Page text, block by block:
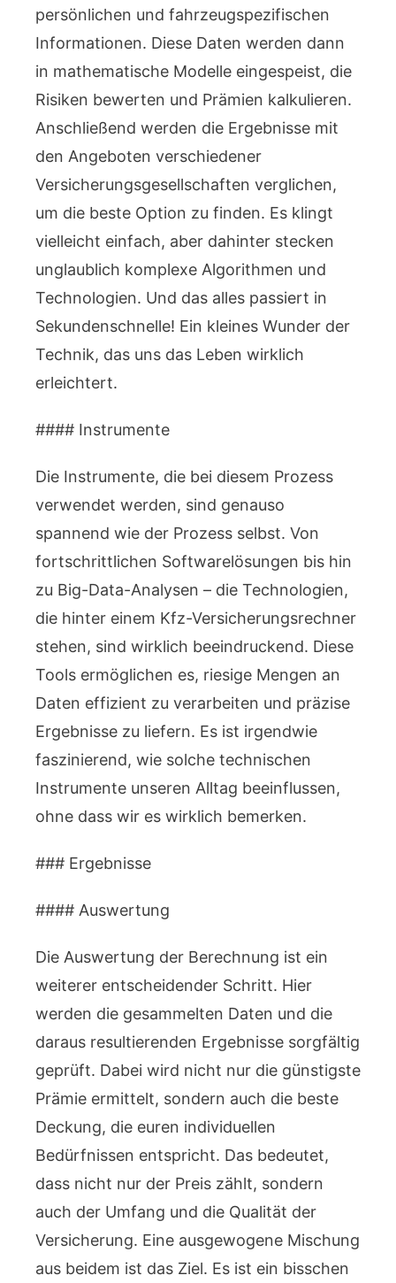
persönlichen und fahrzeugspezifischen
Informationen. Diese Daten werden dann
in mathematische Modelle eingespeist, die
Risiken bewerten und Prämien kalkulieren.
Anschließend werden die Ergebnisse mit
den Angeboten verschiedener
Versicherungsgesellschaften verglichen,
um die beste Option zu finden. Es klingt
vielleicht einfach, aber dahinter stecken
unglaublich komplexe Algorithmen und
Technologien. Und das alles passiert in
Sekundenschnelle! Ein kleines Wunder der
Technik, das uns das Leben wirklich
erleichtert.
#### Instrumente
Die Instrumente, die bei diesem Prozess
verwendet werden, sind genauso
spannend wie der Prozess selbst. Von
fortschrittlichen Softwarelösungen bis hin
zu Big-Data-Analysen – die Technologien,
die hinter einem Kfz-Versicherungsrechner
stehen, sind wirklich beeindruckend. Diese
Tools ermöglichen es, riesige Mengen an
Daten effizient zu verarbeiten und präzise
Ergebnisse zu liefern. Es ist irgendwie
faszinierend, wie solche technischen
Instrumente unseren Alltag beeinflussen,
ohne dass wir es wirklich bemerken.
### Ergebnisse
#### Auswertung
Die Auswertung der Berechnung ist ein
weiterer entscheidender Schritt. Hier
werden die gesammelten Daten und die
daraus resultierenden Ergebnisse sorgfältig
geprüft. Dabei wird nicht nur die günstigste
Prämie ermittelt, sondern auch die beste
Deckung, die euren individuellen
Bedürfnissen entspricht. Das bedeutet,
dass nicht nur der Preis zählt, sondern
auch der Umfang und die Qualität der
Versicherung. Eine ausgewogene Mischung
aus beidem ist das Ziel. Es ist ein bisschen